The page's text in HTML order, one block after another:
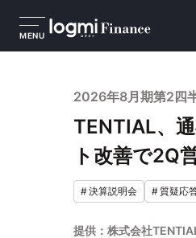
MENU
2026年8月期第2四
TENTIAL、
ト改善で2Q
#決算説明会 #質疑応
提供：株式会社